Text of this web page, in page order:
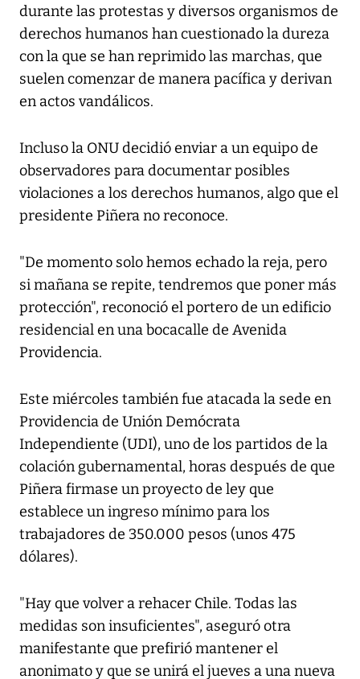
durante las protestas y diversos organismos de
derechos humanos han cuestionado la dureza
con la que se han reprimido las marchas, que
suelen comenzar de manera pacífica y derivan
en actos vandálicos.
Incluso la ONU decidió enviar a un equipo de
observadores para documentar posibles
violaciones a los derechos humanos, algo que el
presidente Piñera no reconoce.
"De momento solo hemos echado la reja, pero
si mañana se repite, tendremos que poner más
protección", reconoció el portero de un edificio
residencial en una bocacalle de Avenida
Providencia.
Este miércoles también fue atacada la sede en
Providencia de Unión Demócrata
Independiente (UDI), uno de los partidos de la
colación gubernamental, horas después de que
Piñera firmase un proyecto de ley que
establece un ingreso mínimo para los
trabajadores de 350.000 pesos (unos 475
dólares).
"Hay que volver a rehacer Chile. Todas las
medidas son insuficientes", aseguró otra
manifestante que prefirió mantener el
anonimato y que se unirá el jueves a una nueva